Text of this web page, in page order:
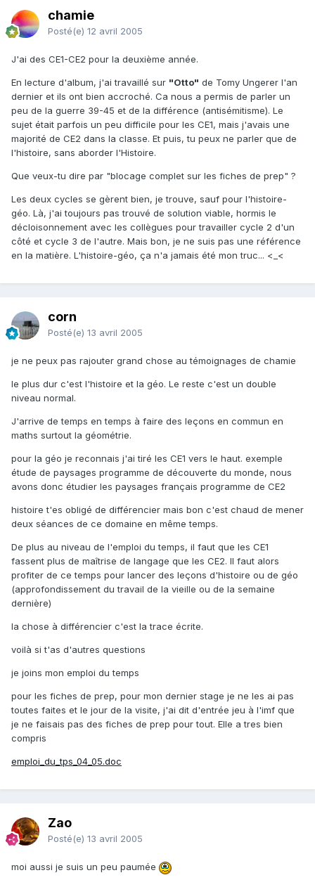
chamie
Posté(e) 12 avril 2005
J'ai des CE1-CE2 pour la deuxième année.
En lecture d'album, j'ai travaillé sur "Otto" de Tomy Ungerer l'an
dernier et ils ont bien accroché. Ca nous a permis de parler un
peu de la guerre 39-45 et de la différence (antisémitisme). Le
sujet était parfois un peu difficile pour les CE1, mais j'avais une
majorité de CE2 dans la classe. Et puis, tu peux ne parler que de
l'histoire, sans aborder l'Histoire.
Que veux-tu dire par "blocage complet sur les fiches de prep" ?
Les deux cycles se gèrent bien, je trouve, sauf pour l'histoire-
géo. Là, j'ai toujours pas trouvé de solution viable, hormis le
décloisonnement avec les collègues pour travailler cycle 2 d'un
côté et cycle 3 de l'autre. Mais bon, je ne suis pas une référence
en la matière. L'histoire-géo, ça n'a jamais été mon truc... <_<
corn
Posté(e) 13 avril 2005
je ne peux pas rajouter grand chose au témoignages de chamie
le plus dur c'est l'histoire et la géo. Le reste c'est un double
niveau normal.
J'arrive de temps en temps à faire des leçons en commun en
maths surtout la géométrie.
pour la géo je reconnais j'ai tiré les CE1 vers le haut. exemple
étude de paysages programme de découverte du monde, nous
avons donc étudier les paysages français programme de CE2
histoire t'es obligé de différencier mais bon c'est chaud de mener
deux séances de ce domaine en même temps.
De plus au niveau de l'emploi du temps, il faut que les CE1
fassent plus de maîtrise de langage que les CE2. Il faut alors
profiter de ce temps pour lancer des leçons d'histoire ou de géo
(approfondissement du travail de la vieille ou de la semaine
dernière)
la chose à différencier c'est la trace écrite.
voilà si t'as d'autres questions
je joins mon emploi du temps
pour les fiches de prep, pour mon dernier stage je ne les ai pas
toutes faites et le jour de la visite, j'ai dit d'entrée jeu à l'imf que
je ne faisais pas des fiches de prep pour tout. Elle a tres bien
compris
emploi_du_tps_04_05.doc
Zao
Posté(e) 13 avril 2005
moi aussi je suis un peu paumée